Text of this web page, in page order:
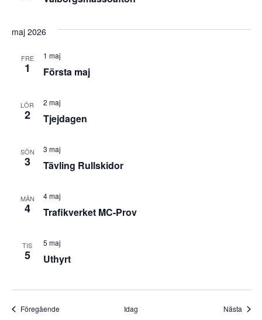
maj 2026
FRE
1 Första maj
1 maj
LÖR
2 Tjejdagen
2 maj
SÖN
3 Tävling Rullskidor
3 maj
MÅN
4 Trafikverket MC-Prov
4 maj
TIS
5 Uthyrt
5 maj
FöregåendeEvenemang Idag Nästa